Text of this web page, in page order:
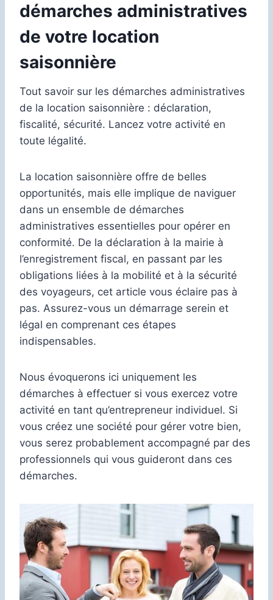
démarches administratives
de votre location
saisonnière
Tout savoir sur les démarches administratives
de la location saisonnière : déclaration,
fiscalité, sécurité. Lancez votre activité en
toute légalité.
La location saisonnière offre de belles
opportunités, mais elle implique de naviguer
dans un ensemble de démarches
administratives essentielles pour opérer en
conformité. De la déclaration à la mairie à
l’enregistrement fiscal, en passant par les
obligations liées à la mobilité et à la sécurité
des voyageurs, cet article vous éclaire pas à
pas. Assurez-vous un démarrage serein et
légal en comprenant ces étapes
indispensables.
Nous évoquerons ici uniquement les
démarches à effectuer si vous exercez votre
activité en tant qu’entrepreneur individuel. Si
vous créez une société pour gérer votre bien,
vous serez probablement accompagné par des
professionnels qui vous guideront dans ces
démarches.